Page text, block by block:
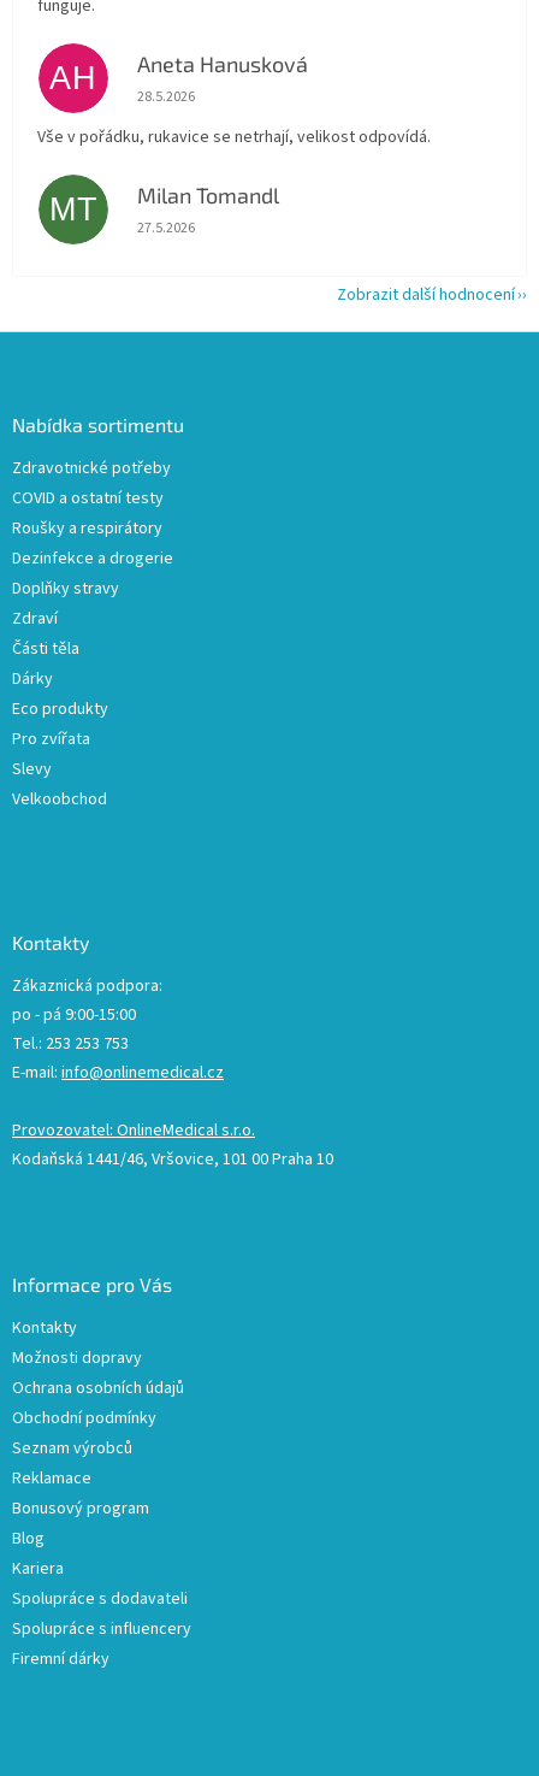
funguje.
AH Aneta Hanusková
Hodnocení obchodu je 5 z 5 hvězdiček.
28.5.2026
Vše v pořádku, rukavice se netrhají, velikost odpovídá.
MT Milan Tomandl
Hodnocení obchodu je 5 z 5 hvězdiček.
27.5.2026
Zobrazit další hodnocení
Nabídka sortimentu
Zdravotnické potřeby
COVID a ostatní testy
Roušky a respirátory
Dezinfekce a drogerie
Doplňky stravy
Zdraví
Části těla
Dárky
Eco produkty
Pro zvířata
Slevy
Velkoobchod
Kontakty
Zákaznická podpora:
po - pá 9:00-15:00
Tel.: 253 253 753
E-mail: info@onlinemedical.cz
Provozovatel: OnlineMedical s.r.o.
Kodaňská 1441/46, Vršovice, 101 00 Praha 10
Informace pro Vás
Kontakty
Možnosti dopravy
Ochrana osobních údajů
Obchodní podmínky
Seznam výrobců
Reklamace
Bonusový program
Blog
Kariera
Spolupráce s dodavateli
Spolupráce s influencery
Firemní dárky